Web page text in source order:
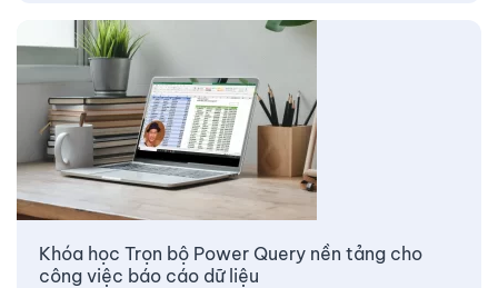
Khóa học Trọn bộ Power Query nền tảng cho
công việc báo cáo dữ liệu